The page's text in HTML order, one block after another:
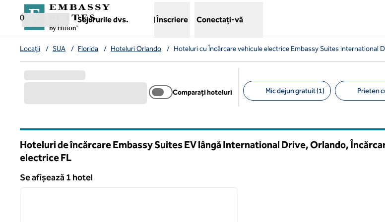
Salt la conținut
0
Sejururile dvs.
,deschide o filă nouă
Înscriere Conectați-vă
Locații / SUA / Florida / Hoteluri Orlando / Hoteluri cu Încărcare vehicule electrice Embassy Suites International
Comparați hoteluri Mic dejun gratuit (1) Prieten
Hoteluri de încărcare Embassy Suites EV lângă International Drive, Orlando,
electriceFL
Se afișează 1 hotel
Se afișează 1 hotel
1 din 12
imaginea următoare